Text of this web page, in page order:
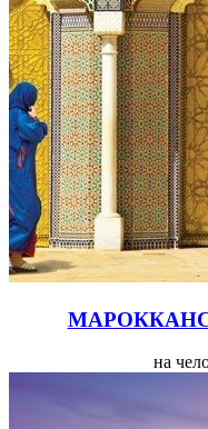
на